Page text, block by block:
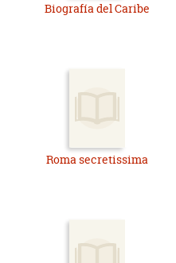
Biografía del Caribe
Roma secretissima